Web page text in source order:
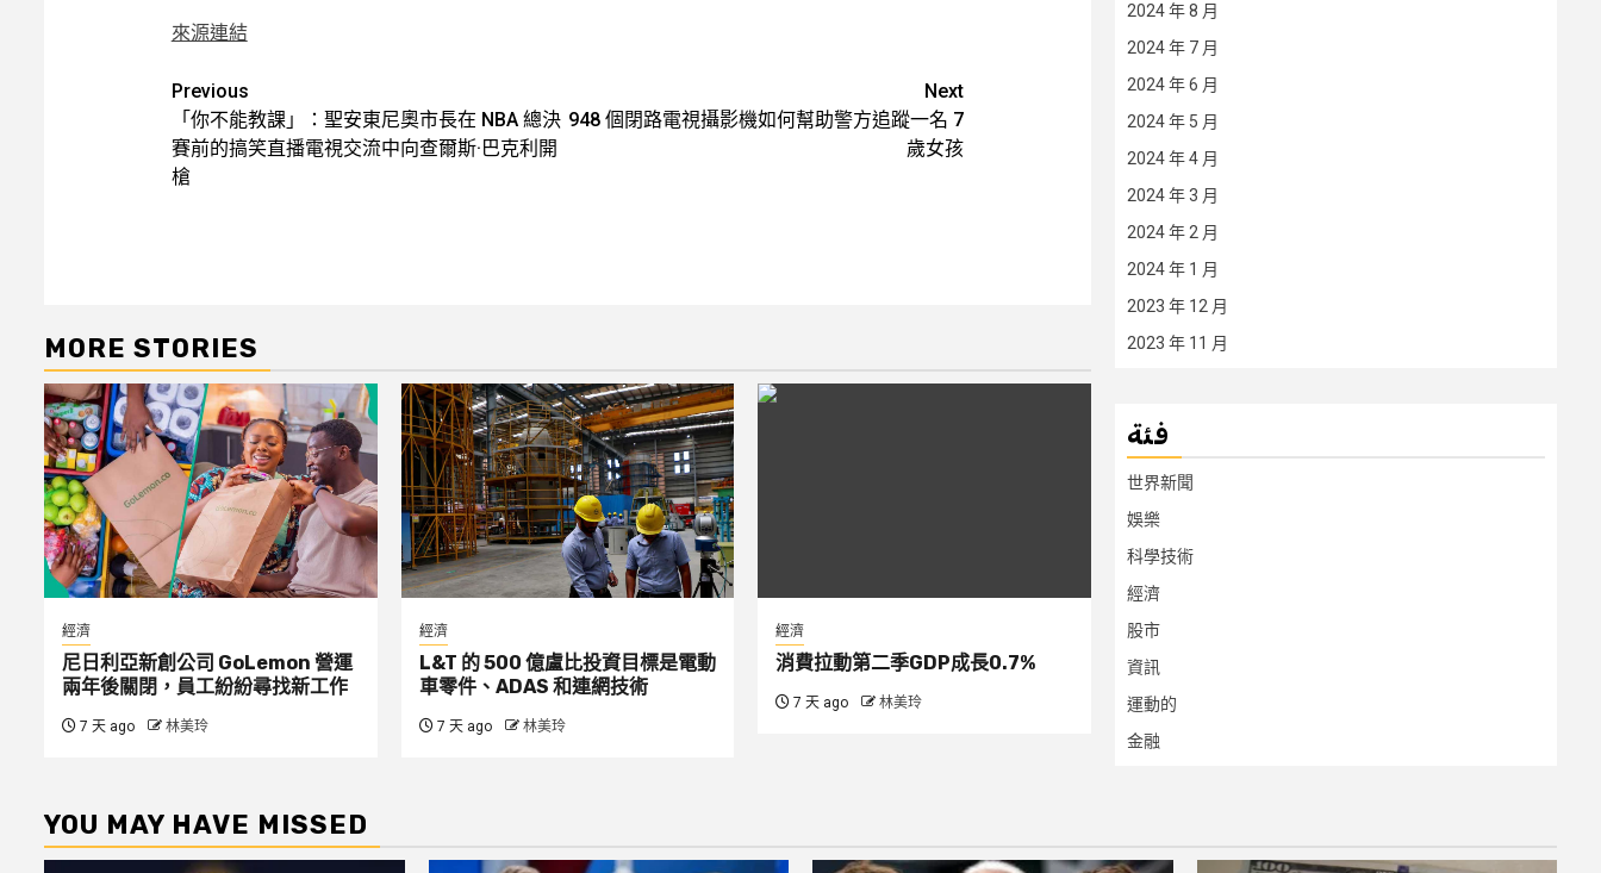
來源連結
Post
navigation
Previous
「你不能教課」：聖安東尼奧市長在 NBA 總決
賽前的搞笑直播電視交流中向查爾斯·巴克利開
槍
Next
948 個閉路電視攝影機如何幫助警方追蹤一名 7
歲女孩
MORE STORIES
經濟
尼日利亞新創公司 GoLemon 營運
兩年後關閉，員工紛紛尋找新工作
7 天 ago 林美玲
經濟
L&T 的 500 億盧比投資目標是電動
車零件、ADAS 和連網技術
7 天 ago 林美玲
經濟
消費拉動第二季GDP成長0.7%
7 天 ago 林美玲
2024 年 8 月
2024 年 7 月
2024 年 6 月
2024 年 5 月
2024 年 4 月
2024 年 3 月
2024 年 2 月
2024 年 1 月
2023 年 12 月
2023 年 11 月
فئة
世界新聞
娛樂
科學技術
經濟
股市
資訊
運動的
金融
YOU MAY HAVE MISSED